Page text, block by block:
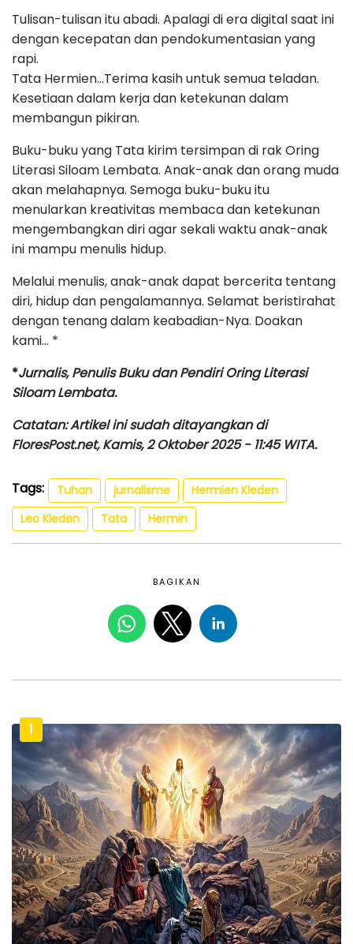
Tulisan-tulisan itu abadi. Apalagi di era digital saat ini
dengan kecepatan dan pendokumentasian yang
rapi.
Tata Hermien…Terima kasih untuk semua teladan.
Kesetiaan dalam kerja dan ketekunan dalam
membangun pikiran.
Buku-buku yang Tata kirim tersimpan di rak Oring
Literasi Siloam Lembata. Anak-anak dan orang muda
akan melahapnya. Semoga buku-buku itu
menularkan kreativitas membaca dan ketekunan
mengembangkan diri agar sekali waktu anak-anak
ini mampu menulis hidup.
Melalui menulis, anak-anak dapat bercerita tentang
diri, hidup dan pengalamannya. Selamat beristirahat
dengan tenang dalam keabadian-Nya. Doakan
kami… *
*Jurnalis, Penulis Buku dan Pendiri Oring Literasi
Siloam Lembata.
Catatan: Artikel ini sudah ditayangkan di
FloresPost.net, Kamis, 2 Oktober 2025 - 11:45 WITA.
Tags: Tuhan jurnalisme
Hermien Kleden
Leo Kleden
Tata Hermin
BAGIKAN
1